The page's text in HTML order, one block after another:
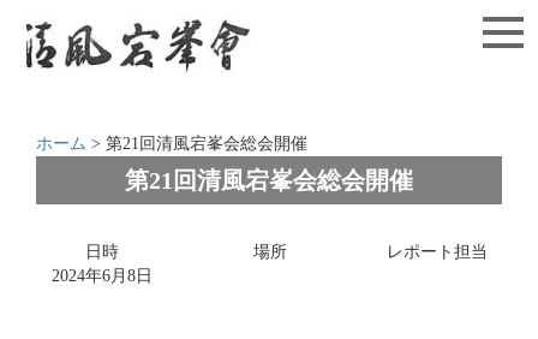
ホーム > 第21回清風宕峯会総会開催
第21回清風宕峯会総会開催
日時 場所
レポート担当
2024年6月8日